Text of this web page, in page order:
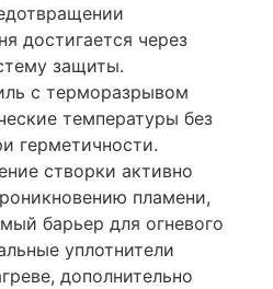
достигается через
защиты.
с терморазрывом
температуры без
герметичности.
створки активно
пламени,
барьер для огневого
уплотнители
дополнительно